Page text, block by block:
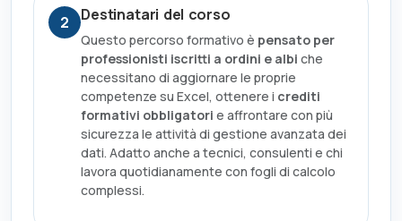
2 Destinatari del corso
Questo percorso formativo è pensato per
professionisti iscritti a ordini e albi che
necessitano di aggiornare le proprie
competenze su Excel, ottenere i crediti
formativi obbligatori e affrontare con più
sicurezza le attività di gestione avanzata dei
dati. Adatto anche a tecnici, consulenti e chi
lavora quotidianamente con fogli di calcolo
complessi.